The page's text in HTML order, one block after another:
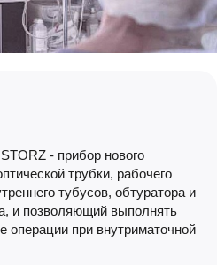
- прибор нового
трубки, рабочего
тубусов, обтуратора и
и позволяющий выполнять
операции при внутриматочной